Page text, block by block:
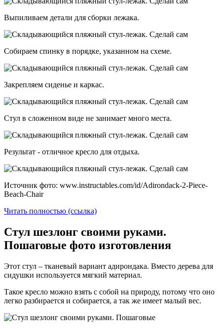
Выпиливаем детали для сборки лежака.
Собираем спинку в порядке, указанном на схеме.
Закрепляем сиденье и каркас.
Стул в сложенном виде не занимает много места.
Результат - отличное кресло для отдыха.
Источник фото: www.instructables.com/id/Adirondack-2-Piece-
Beach-Chair
Читать полностью (ссылка)
Стул шезлонг своими руками.
Пошаговые фото изготовления
Этот стул – тканевый вариант адирондака. Вместо дерева для
сидушки используется мягкий материал.
Такое кресло можно взять с собой на природу, потому что оно
легко разбирается и собирается, а так же имеет малый вес.